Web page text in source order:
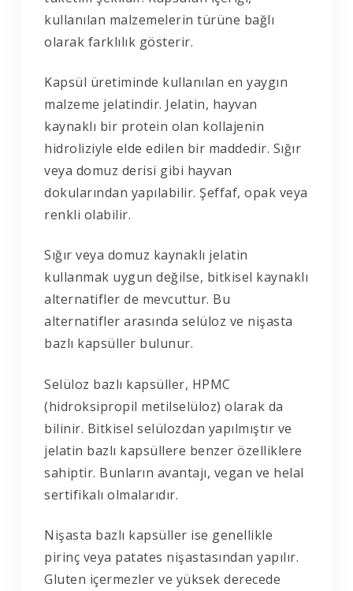
kullanılan malzemelerin türüne bağlı
olarak farklılık gösterir.
Kapsül üretiminde kullanılan en yaygın
malzeme jelatindir. Jelatin, hayvan
kaynaklı bir protein olan kollajenin
hidroliziyle elde edilen bir maddedir. Sığır
veya domuz derisi gibi hayvan
dokularından yapılabilir. Şeffaf, opak veya
renkli olabilir.
Sığır veya domuz kaynaklı jelatin
kullanmak uygun değilse, bitkisel kaynaklı
alternatifler de mevcuttur. Bu
alternatifler arasında selüloz ve nişasta
bazlı kapsüller bulunur.
Selüloz bazlı kapsüller, HPMC
(hidroksipropil metilselüloz) olarak da
bilinir. Bitkisel selülozdan yapılmıştır ve
jelatin bazlı kapsüllere benzer özelliklere
sahiptir. Bunların avantajı, vegan ve helal
sertifikalı olmalarıdır.
Nişasta bazlı kapsüller ise genellikle
pirinç veya patates nişastasından yapılır.
Gluten içermezler ve yüksek derecede